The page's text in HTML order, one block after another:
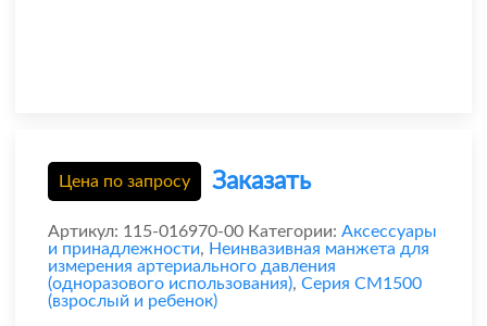
Цена по запросу Заказать
Артикул: 115-016970-00 Категории: Аксессуары
и принадлежности, Неинвазивная манжета для
измерения артериального давления
(одноразового использования), Серия CM1500
(взрослый и ребенок)